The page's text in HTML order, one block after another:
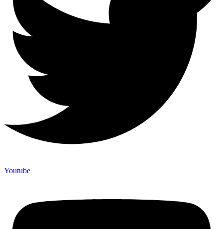
Youtube